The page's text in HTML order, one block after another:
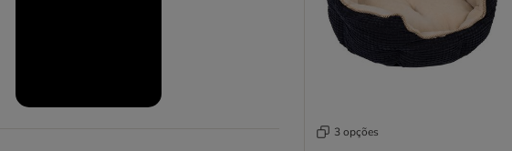
3 opções